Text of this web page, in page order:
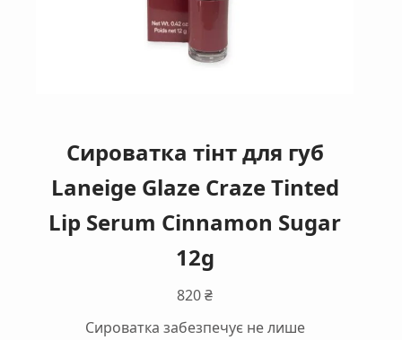
Сироватка тінт для губ
Laneige Glaze Craze Tinted
Lip Serum Cinnamon Sugar
12g
820₴
Сироватка забезпечує не лише